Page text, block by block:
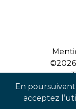
En
acceptez